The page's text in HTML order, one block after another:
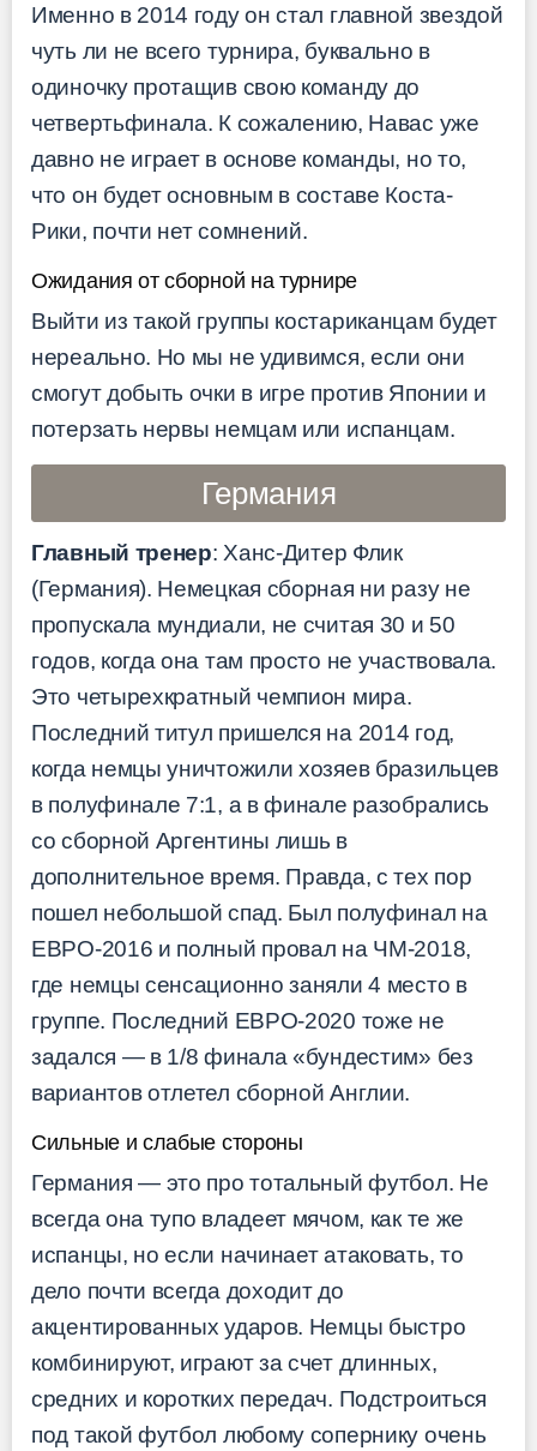
Именно в 2014 году он стал главной звездой
чуть ли не всего турнира, буквально в
одиночку протащив свою команду до
четвертьфинала. К сожалению, Навас уже
давно не играет в основе команды, но то,
что он будет основным в составе Коста-
Рики, почти нет сомнений.
Ожидания от сборной на турнире
Выйти из такой группы костариканцам будет
нереально. Но мы не удивимся, если они
смогут добыть очки в игре против Японии и
потерзать нервы немцам или испанцам.
Германия
Главный тренер: Ханс-Дитер Флик
(Германия). Немецкая сборная ни разу не
пропускала мундиали, не считая 30 и 50
годов, когда она там просто не участвовала.
Это четырехкратный чемпион мира.
Последний титул пришелся на 2014 год,
когда немцы уничтожили хозяев бразильцев
в полуфинале 7:1, а в финале разобрались
со сборной Аргентины лишь в
дополнительное время. Правда, с тех пор
пошел небольшой спад. Был полуфинал на
ЕВРО-2016 и полный провал на ЧМ-2018,
где немцы сенсационно заняли 4 место в
группе. Последний ЕВРО-2020 тоже не
задался — в 1/8 финала «бундестим» без
вариантов отлетел сборной Англии.
Сильные и слабые стороны
Германия — это про тотальный футбол. Не
всегда она тупо владеет мячом, как те же
испанцы, но если начинает атаковать, то
дело почти всегда доходит до
акцентированных ударов. Немцы быстро
комбинируют, играют за счет длинных,
средних и коротких передач. Подстроиться
под такой футбол любому сопернику очень